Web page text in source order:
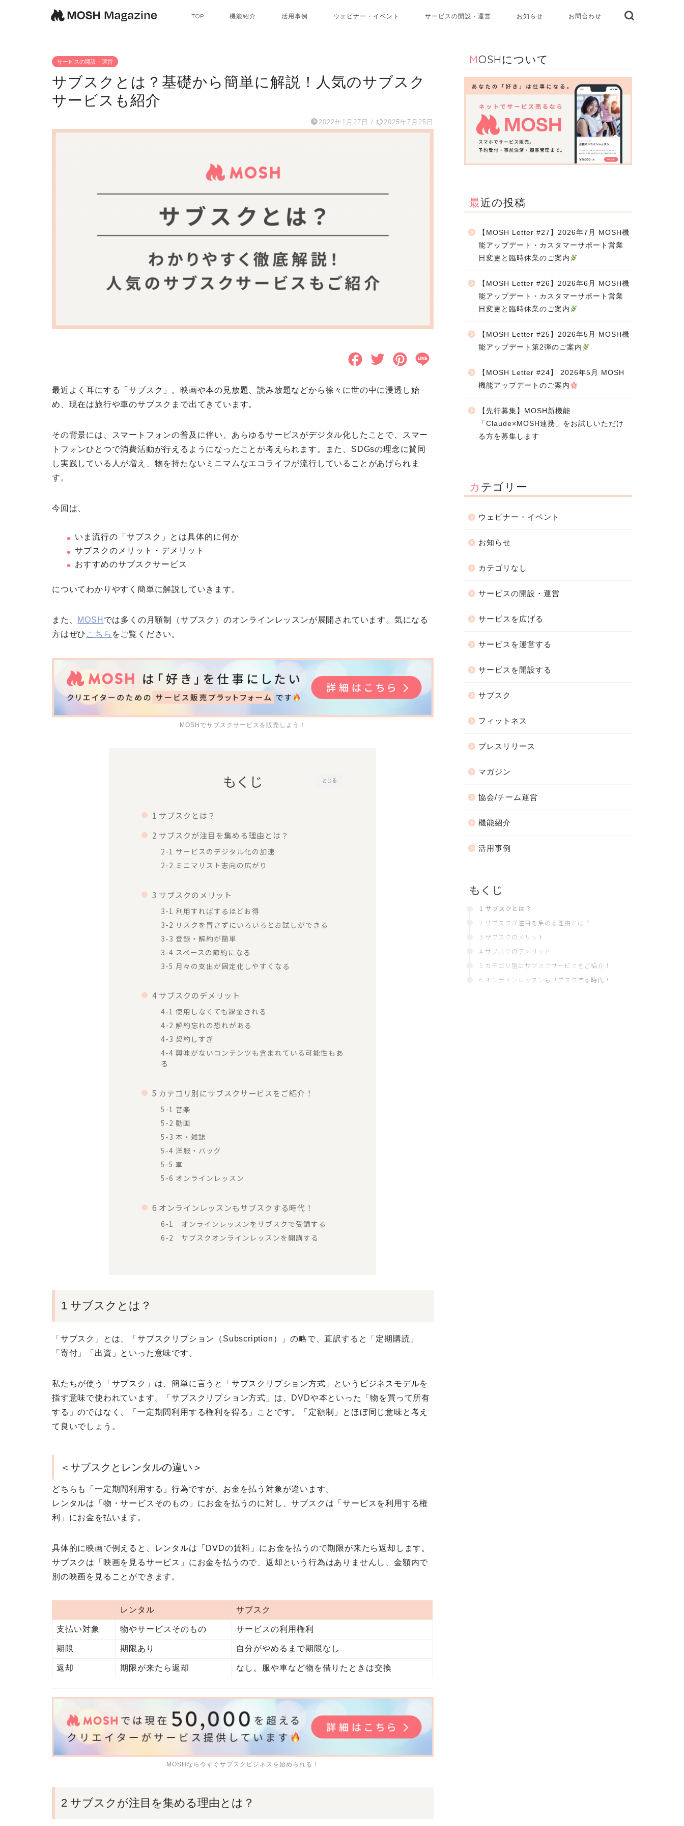
TOP 機能紹介 活用事例 ウェビナー・イベント サービスの開設・運営 お知らせ お問合わせ
サービスの開設・運営
サブスクとは？基礎から簡単に解説！人気のサブスク
サービスも紹介
2022年1月27日 / 2025年7月25日
c
b
o
o
i
t
e
r
n
e
r
e
最近よく耳にする「サブスク」。映画や本の見放題、読み放題などから徐々に世の中に浸透し始
め、現在は旅行や車のサブスクまで出てきています。
その背景には、スマートフォンの普及に伴い、あらゆるサービスがデジタル化したことで、スマー
トフォンひとつで消費活動が行えるようになったことが考えられます。また、SDGsの理念に賛同
し実践している人が増え、物を持たないミニマムなエコライフが流行していることがあげられま
す。
今回は、
いま流行の「サブスク」とは具体的に何か
サブスクのメリット・デメリット
おすすめのサブスクサービス
についてわかりやすく簡単に解説していきます。
また、 MOSH では多くの月額制（サブスク）のオンラインレッスンが展開されています。気になる
方はぜひ こちら をご覧ください。
MOSHでサブスクサービスを販売しよう！
とじる
もくじ
1 サブスクとは？
2 サブスクが注目を集める理由とは？
2-1 サービスのデジタル化の加速
2-2 ミニマリスト志向の広がり
3 サブスクのメリット
3-1 利用すればするほどお得
3-2 リスクを冒さずにいろいろとお試しができる
3-3 登録・解約が簡単
3-4 スペースの節約になる
3-5 月々の支出が固定化しやすくなる
4 サブスクのデメリット
4-1 使用しなくても課金される
4-2 解約忘れの恐れがある
4-3 契約しすぎ
4-4 興味がないコンテンツも含まれている可能性もあ
る
5 カテゴリ別にサブスクサービスをご紹介！
5-1 音楽
5-2 動画
5-3 本・雑誌
5-4 洋服・バッグ
5-5 車
5-6 オンラインレッスン
6 オンラインレッスンもサブスクする時代！
6-1 オンラインレッスンをサブスクで受講する
6-2 サブスクオンラインレッスンを開講する
1 サブスクとは？
「サブスク」とは、「サブスクリプション（Subscription）」の略で、直訳すると「定期購読」
「寄付」「出資」といった意味です。
私たちが使う「サブスク」は、簡単に言うと「サブスクリプション方式」というビジネスモデルを
指す意味で使われています。「サブスクリプション方式」は、DVDや本といった「物を買って所有
する」のではなく、「一定期間利用する権利を得る」ことです。「定額制」とほぼ同じ意味と考え
て良いでしょう。
＜サブスクとレンタルの違い＞
どちらも「一定期間利用する」行為ですが、お金を払う対象が違います。
レンタルは「物・サービスそのもの」にお金を払うのに対し、サブスクは「サービスを利用する権
利」にお金を払います。
具体的に映画で例えると、レンタルは「DVDの賃料」にお金を払うので期限が来たら返却します。
サブスクは「映画を見るサービス」にお金を払うので、返却という行為はありませんし、金額内で
別の映画を見ることができます。
レンタル サブスク
支払い対象 物やサービスそのもの サービスの利用権利
期限 期限あり 自分がやめるまで期限なし
返却 期限が来たら返却 なし。服や車など物を借りたときは交換
MOSHなら今すぐサブスクビジネスを始められる！
2 サブスクが注目を集める理由とは？
MOSHについて
最近の投稿
【MOSH Letter #27】2026年7月 MOSH機
能アップデート・カスタマーサポート営業
日変更と臨時休業のご案内
【MOSH Letter #26】2026年6月 MOSH機
能アップデート・カスタマーサポート営業
日変更と臨時休業のご案内
【MOSH Letter #25】2026年5月 MOSH機
能アップデート第2弾のご案内
【MOSH Letter #24】 2026年5月 MOSH
機能アップデートのご案内
【先行募集】MOSH新機能
「Claude×MOSH連携」をお試しいただけ
る方を募集します
カテゴリー
ウェビナー・イベント
お知らせ
カテゴリなし
サービスの開設・運営
サービスを広げる
サービスを運営する
サービスを開設する
サブスク
フィットネス
プレスリリース
マガジン
協会/チーム運営
機能紹介
活用事例
もくじ
1 サブスクとは？
2 サブスクが注目を集める理由とは？
3 サブスクのメリット
4 サブスクのデメリット
5 カテゴリ別にサブスクサービスをご紹介！
6 オンラインレッスンもサブスクする時代！